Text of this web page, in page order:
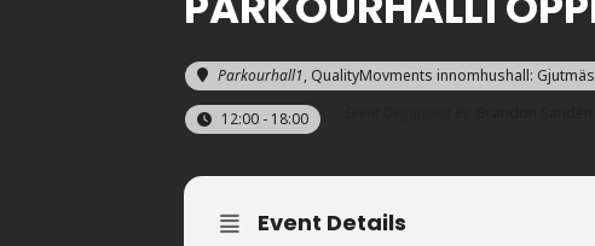
Parkourhall1, QualityMovments innomhushall:
12:00 - 18:00
Event Details